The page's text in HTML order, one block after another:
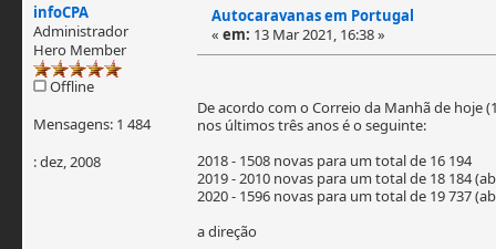
infoCPA
Administrador
Hero Member
Offline
Mensagens: 1 484
: dez, 2008
Autocaravanas em Portugal
« em: 13 Mar 2021, 16:38 »
De acordo com o Correio da Manhã de hoje
nos últimos três anos é o seguinte:
2018 - 1508 novas para um total de 16 194
2019 - 2010 novas para um total de 18 184
2020 - 1596 novas para um total de 19 737
a direção